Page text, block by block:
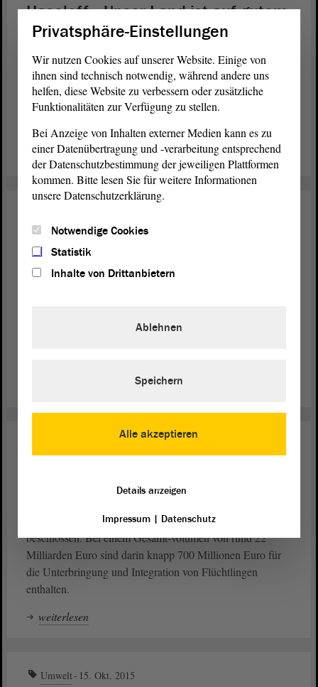
Haseloff: „Unser Land ist auf gutem
Weg“
25 Jahre nach der Wende ist Sachsen-Anhalt auf einem
guten Weg – so die Bilanz vonMinisterpräsidentDr. Reiner
Haseloff. Im Anschluss an seineRegierungserklärung
erläuterten die Fraktionsvorsitzenden ihre Visionen für
Sachsen-Anhalt.
weiterlesen
Enquete-Kommission beendet ihre
Arbeit
zukunftsfähig gestalten“ legt mit ihrem Abschlussbericht
hat denNachtragshaushalt2015/2016
beschlossen. Bei einem Gesamt-volumen von rund 22
Milliarden Euro sind darin knapp 700 Millionen Euro für
die Unterbringung und Integration von Flüchtlingen
enthalten.
weiterlesen
Umwelt 15. Okt. 2015
Privatsphäre-Einstellungen
Wir nutzen Cookies auf unserer Website. Einige von
ihnen sind technisch notwendig, während andere uns
helfen, diese Website zu verbessern oder zusätzliche
Funktionalitäten zur Verfügung zu stellen.
Bei Anzeige von Inhalten externer Medien kann es zu
einer Datenübertragung und -verarbeitung entsprechend
der Datenschutzbestimmung der jeweiligen Plattformen
kommen. Bitte lesen Sie für weitere Informationen
unsere Datenschutzerklärung.
Notwendige Cookies
Statistik
Inhalte von Drittanbietern
Alle akzeptieren
Ablehnen
Speichern
Details anzeigen
Impressum| Datenschutz